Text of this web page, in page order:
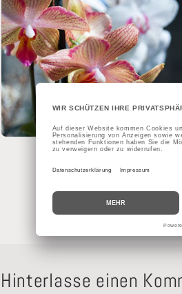
Hinterlasse einen